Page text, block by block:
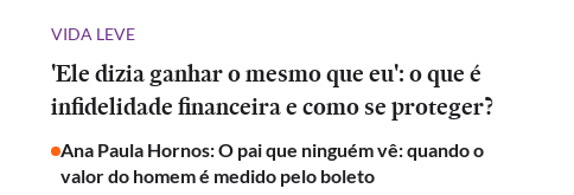
VIDA LEVE
'Ele dizia ganhar o mesmo que eu': o que é
infidelidade financeira e como se proteger?
Ana Paula Hornos: O pai que ninguém vê: quando o
valor do homem é medido pelo boleto